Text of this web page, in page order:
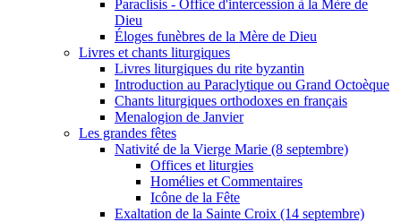
Paraclisis - Office d'intercession à la Mère de
Dieu
Éloges funèbres de la Mère de Dieu
Livres et chants liturgiques
Livres liturgiques du rite byzantin
Introduction au Paraclytique ou Grand Octoèque
Chants liturgiques orthodoxes en français
Menalogion de Janvier
Les grandes fêtes
Nativité de la Vierge Marie (8 septembre)
Offices et liturgies
Homélies et Commentaires
Icône de la Fête
Exaltation de la Sainte Croix (14 septembre)